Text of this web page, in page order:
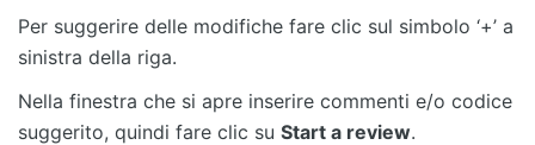
Per suggerire delle modifiche fare clic sul simbolo ‘+’ a
sinistra della riga.
Nella finestra che si apre inserire commenti e/o codice
suggerito, quindi fare clic su Start a review.